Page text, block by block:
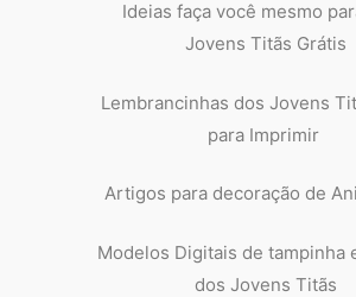
Ideias faça você mesmo
Jovens Titãs Grátis
Lembrancinhas dos Jovens
para Imprimir
Artigos para decoração de
Modelos Digitais de tampinha
dos Jovens Titãs